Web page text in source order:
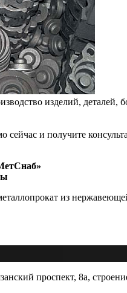
изделий, деталей,
сейчас и получите
из
проспект, 8а,